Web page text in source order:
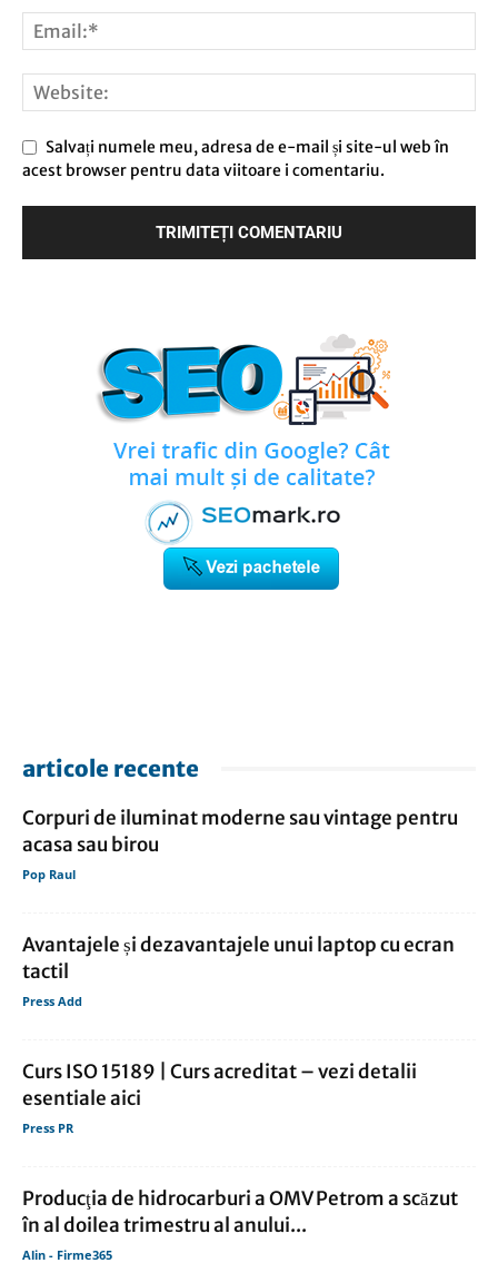
Salvați numele meu, adresa de e-mail și site-ul web în
acest browser pentru data viitoare i comentariu.
articole recente
Corpuri de iluminat moderne sau vintage pentru
acasa sau birou
Pop Raul
Avantajele și dezavantajele unui laptop cu ecran
tactil
Press Add
Curs ISO 15189 | Curs acreditat – vezi detalii
esentiale aici
Press PR
Producţia de hidrocarburi a OMV Petrom a scăzut
în al doilea trimestru al anului...
Alin - Firme365